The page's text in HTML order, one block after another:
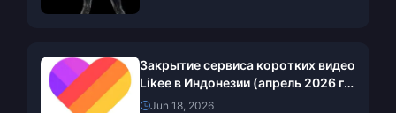
Закрытие сервиса коротких видео
Likee в Индонезии (апрель 2026 г.):
монеты, резервное копирование и
Jun 18, 2026